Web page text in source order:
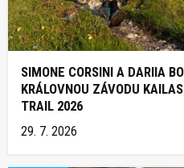
SIMONE CORSINI A DARIIA
KRÁLOVNOU ZÁVODU
TRAIL 2026
29. 7. 2026